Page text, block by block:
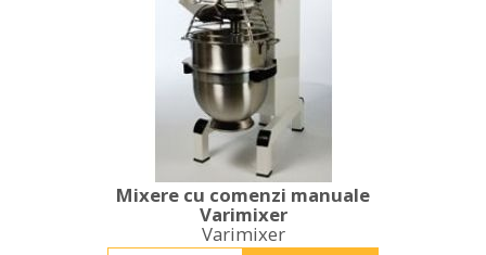
Mixere cu comenzi manuale
Varimixer
Varimixer